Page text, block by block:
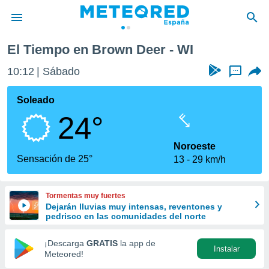
de
por
que se
calidad.
a este
las
y
forma
digital
basada
El Tiempo en Brown Deer - WI
10:12 Sábado ...
Soleado
24°
Sensación de 25°
Noroeste
13
29 km/h
Tormentas muy fuertes
Dejarán lluvias muy intensas, reventones y
pedrisco en las comunidades del norte
¡Descarga GRATIS la app de
Meteored!
Instalar